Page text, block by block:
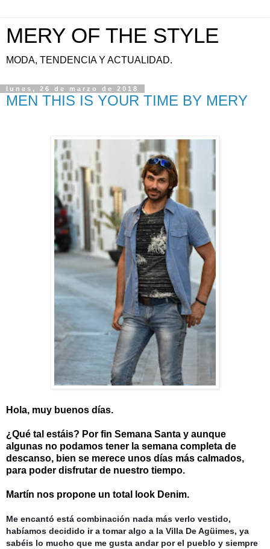
MERY OF THE STYLE
MODA, TENDENCIA Y ACTUALIDAD.
lunes, 26 de marzo de 2018
MEN THIS IS YOUR TIME BY MERY
Hola, muy buenos días.
¿Qué tal estáis? Por fin Semana Santa y aunque
algunas no podamos tener la semana completa de
descanso, bien se merece unos días más calmados,
para poder disfrutar de nuestro tiempo.
Martín nos propone un total look Denim.
Me encantó está combinación nada más verlo vestido,
habíamos decidido ir a tomar algo a la Villa De Agüimes, ya
sabéis lo mucho que me gusta andar por el pueblo y siempre